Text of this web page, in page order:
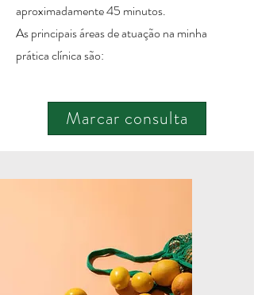
aproximadamente 45 minutos.
As principais áreas de atuação na minha
prática clínica são:
Marcar consulta